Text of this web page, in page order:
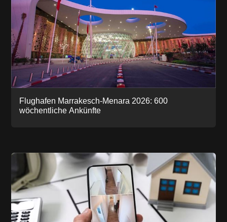
Flughafen Marrakesch-Menara 2026: 600
wöchentliche Ankünfte